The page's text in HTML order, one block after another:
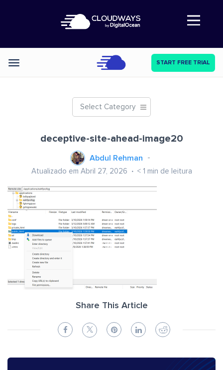
Abre a navegação
Categories START FREE TRIAL
Select Category
deceptive-site-ahead-image20
Abdul Rehman
Atualizado em Abril 27, 2026 < 1 min de leitura
Share This Article